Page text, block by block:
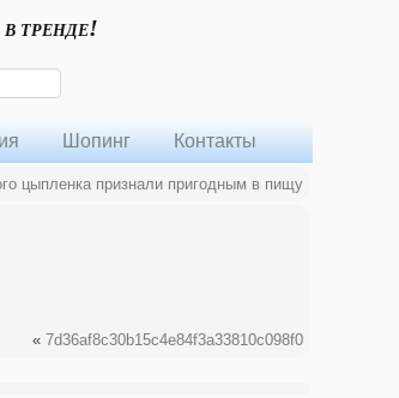
тренде!
Шопинг Контакты
цыпленка признали пригодным в пищу
« 7d36af8c30b15c4e84f3a33810c098f0